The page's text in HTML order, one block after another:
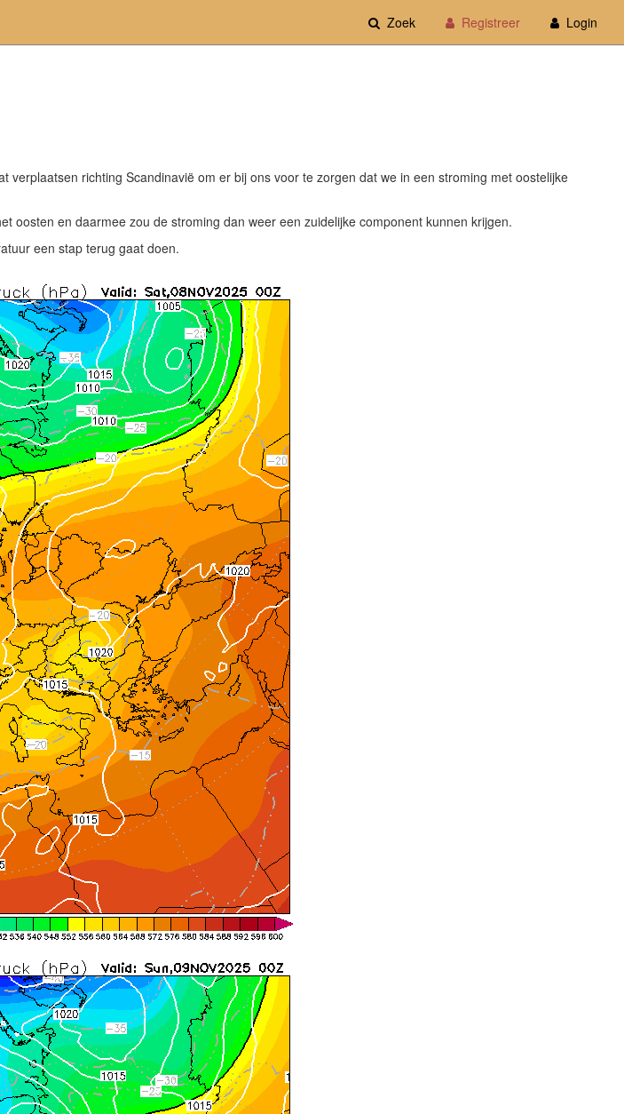
Zoek Registreer Login
richting Scandinavië om er bij ons voor te zorgen dat we in een stroming met oostelijke
oosten en daarmee zou de stroming dan weer een zuidelijke component kunnen krijgen.
een stap terug gaat doen.